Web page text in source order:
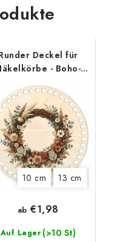
22 cm
Deckel für
- Boho-
10 cm 13 cm
Auf Lager (>10 St)
ab €1,98